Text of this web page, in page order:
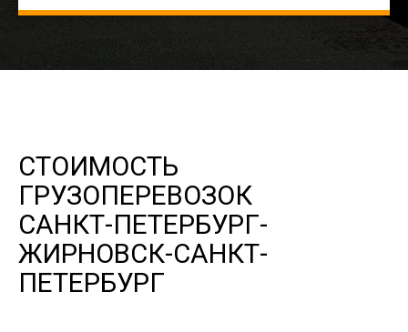
СТОИМОСТЬ
ГРУЗОПЕРЕВОЗОК
САНКТ-ПЕТЕРБУРГ-
ЖИРНОВСК-САНКТ-
ПЕТЕРБУРГ